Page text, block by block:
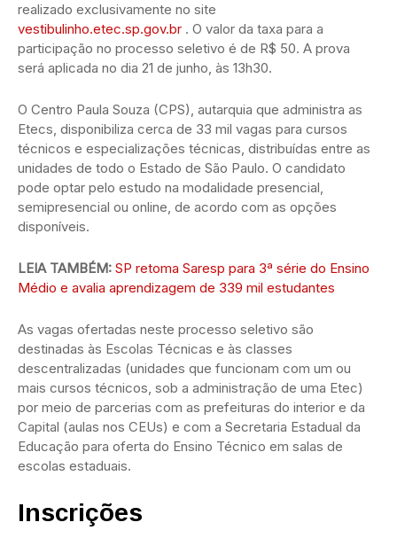
realizado exclusivamente no site
vestibulinho.etec.sp.gov.br . O valor da taxa para a
participação no processo seletivo é de R$ 50. A prova
será aplicada no dia 21 de junho, às 13h30.
O Centro Paula Souza (CPS), autarquia que administra as
Etecs, disponibiliza cerca de 33 mil vagas para cursos
técnicos e especializações técnicas, distribuídas entre as
unidades de todo o Estado de São Paulo. O candidato
pode optar pelo estudo na modalidade presencial,
semipresencial ou online, de acordo com as opções
disponíveis.
LEIA TAMBÉM: SP retoma Saresp para 3ª série do Ensino
Médio e avalia aprendizagem de 339 mil estudantes
As vagas ofertadas neste processo seletivo são
destinadas às Escolas Técnicas e às classes
descentralizadas (unidades que funcionam com um ou
mais cursos técnicos, sob a administração de uma Etec)
por meio de parcerias com as prefeituras do interior e da
Capital (aulas nos CEUs) e com a Secretaria Estadual da
Educação para oferta do Ensino Técnico em salas de
escolas estaduais.
Inscrições